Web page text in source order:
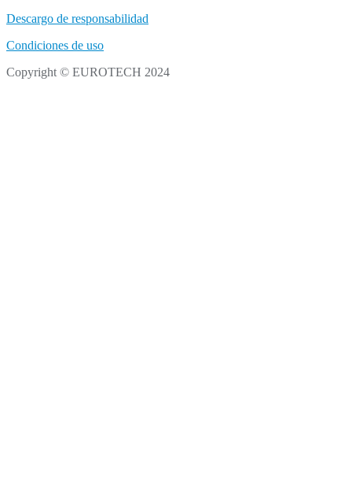
Descargo de responsabilidad
Condiciones de uso
Copyright © EUROTECH 2024